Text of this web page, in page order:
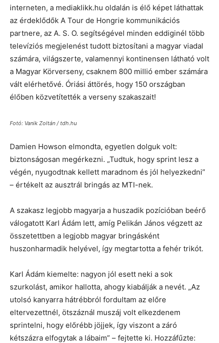
interneten, a mediaklikk.hu oldalán is élő képet láthattak
az érdeklődők A Tour de Hongrie kommunikációs
partnere, az A. S. O. segítségével minden eddiginél több
televíziós megjelenést tudott biztosítani a magyar viadal
számára, világszerte, valamennyi kontinensen látható volt
a Magyar Körverseny, csaknem 800 millió ember számára
vált elérhetővé. Óriási áttörés, hogy 150 országban
élőben közvetítették a verseny szakaszait!
Fotó: Vanik Zoltán / tdh.hu
Damien Howson elmondta, egyetlen dolguk volt:
biztonságosan megérkezni. „Tudtuk, hogy sprint lesz a
végén, nyugodtnak kellett maradnom és jól helyezkedni”
– értékelt az ausztrál bringás az MTI-nek.
A szakasz legjobb magyarja a huszadik pozícióban beérő
válogatott Karl Ádám lett, amíg Pelikán János végzett az
összetettben a legjobb magyar bringásként
huszonharmadik helyével, így megtartotta a fehér trikót.
Karl Ádám kiemelte: nagyon jól esett neki a sok
szurkolást, amikor hallotta, ahogy kiabálják a nevét. „Az
utolsó kanyarra hátrébbról fordultam az előre
eltervezettnél, ötszáznál muszáj volt elkezdenem
sprintelni, hogy előrébb jöjjek, így viszont a záró
kétszázra elfogytak a lábaim” – fejtette ki. Hozzáfűzte: